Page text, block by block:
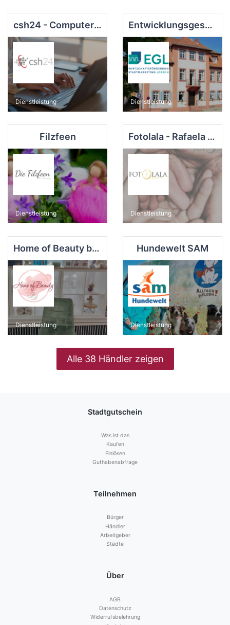
csh24 - Computer Service Held
Dienstleistung
Entwicklungsgesellschaft Lorsch mbH
Dienstleistung
Filzfeen
Dienstleistung
Fotolala - Rafaela Golda e Silva Kinderfotografie Schwangerschaft Neugeborene Cakesmash Lorsch
Dienstleistung
Home of Beauty by Julia Diehl
Dienstleistung
Hundewelt SAM
Dienstleistung
Alle 38 Händler zeigen
Stadtgutschein
Was ist das
Kaufen
Einlösen
Guthabenabfrage
Teilnehmen
Bürger
Händler
Arbeitgeber
Städte
Über
AGB
Datenschutz
Widerrufsbelehrung